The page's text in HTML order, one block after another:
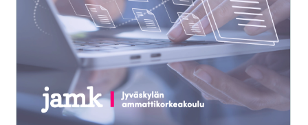
tuotteen
sivulla.